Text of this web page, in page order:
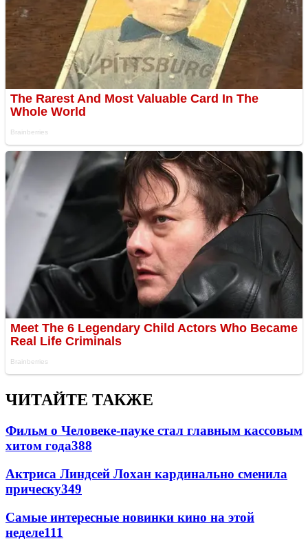
ЧИТАЙТЕ ТАКЖЕ
Фильм о Человеке-пауке стал главным кассовым
хитом года388
Актриса Линдсей Лохан кардинально сменила
прическу349
Самые интересные новинки кино на этой
неделе111